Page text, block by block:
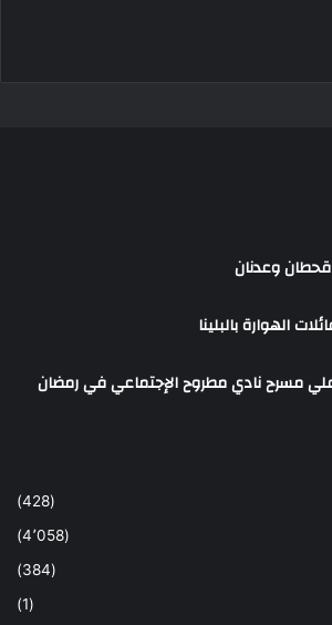
وعدنان
الهوارة بالبلينا
(428)
(4٬058)
(384)
(1)